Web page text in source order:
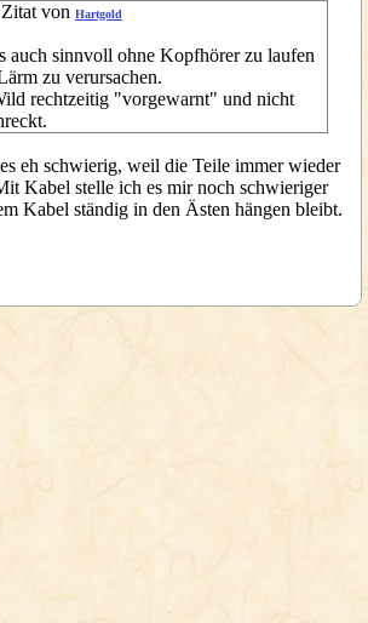
von Hartgold
auch sinnvoll ohne Kopfhörer zu laufen
zu verursachen.
rechtzeitig "vorgewarnt" und nicht
eh schwierig, weil die Teile immer wieder
Kabel stelle ich es mir noch schwieriger
Kabel ständig in den Ästen hängen bleibt.